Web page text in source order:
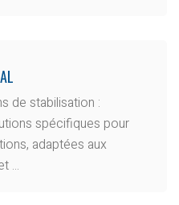
de stabilisation :
spécifiques pour
adaptées aux
...